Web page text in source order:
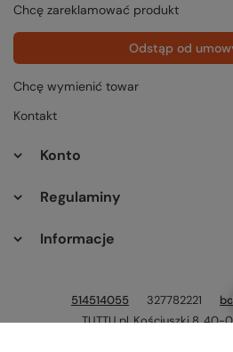
Chcę zareklamować produkt
Odstąp od
Chcę wymienić towar
Kontakt
Konto
Regulaminy
Informacje
514514055 327782221
TUTTU.pl,Kościuszki 8,40-